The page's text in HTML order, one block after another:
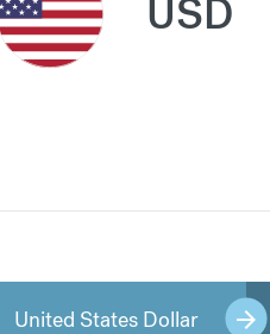
USD
United States Dollar